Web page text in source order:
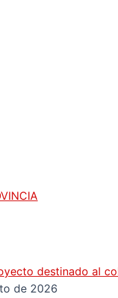
destinado al
de 2026